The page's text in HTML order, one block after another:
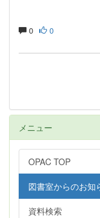
0 0
メニュー
OPAC TOP
図書室からのお知
資料検索